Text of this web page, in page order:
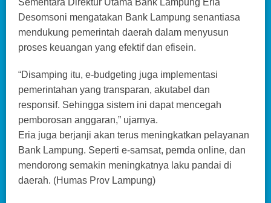
Desomsoni mengatakan Bank Lampung senantiasa
mendukung pemerintah daerah dalam menyusun
proses keuangan yang efektif dan efisein.
“Disamping itu, e-budgeting juga implementasi
pemerintahan yang transparan, akutabel dan
responsif. Sehingga sistem ini dapat mencegah
pemborosan anggaran,” ujarnya.
Eria juga berjanji akan terus meningkatkan pelayanan
Bank Lampung. Seperti e-samsat, pemda online, dan
mendorong semakin meningkatnya laku pandai di
daerah. (Humas Prov Lampung)